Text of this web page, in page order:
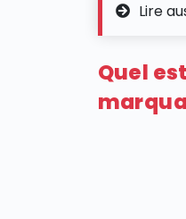
Lire
Quel